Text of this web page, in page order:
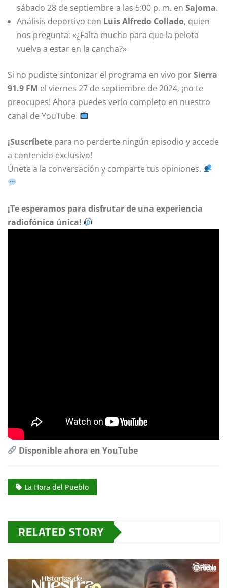
sábado 28 de septiembre a las 5:00 p. m. en Sajoma.
Análisis deportivo con Luis Alfredo Collado, quien
nos pregunta: «¿Falta mucho para que la pelota
vuelva a estar en la cancha?»
Si no pudiste sintonizar el programa en vivo porSierra
91.9 FM el viernes 27 de septiembre de 2024, ¡no te
preocupes! Ahora puedes verlo completo en nuestro
canal de YouTube.
¡Suscríbete para no perderte ningún episodio y accede
a contenido exclusivo!
Únete a la conversación y comparte tus opiniones.
¡Te esperamos para disfrutar de una experiencia
radiofónica única!
Disponible ahora en YouTube
La Hora del Pueblo
RELATED STORY